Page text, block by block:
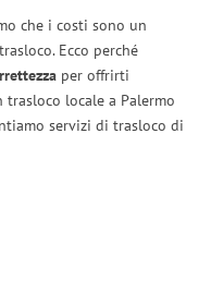
che i costi sono un
Ecco perché
per offrirti
locale a Palermo
servizi di trasloco di